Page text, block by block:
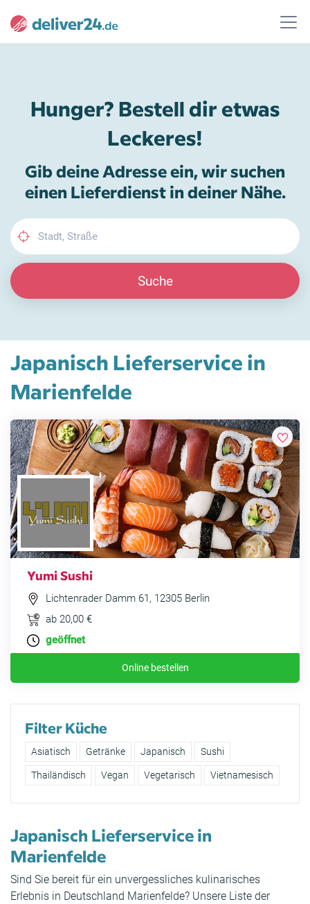
Hunger? Bestell dir etwas
Leckeres!
Gib deine Adresse ein, wir suchen
einen Lieferdienst in deiner Nähe.
Suche
Japanisch Lieferservice in
Marienfelde
Yumi Sushi
Lichtenrader Damm 61, 12305 Berlin
ab 20,00 €
geöffnet
Online bestellen
Filter Küche
Asiatisch Getränke Japanisch Sushi
Thailändisch Vegan Vegetarisch Vietnamesisch
Japanisch Lieferservice in
Marienfelde
Sind Sie bereit für ein unvergessliches kulinarisches
Erlebnis in Deutschland Marienfelde? Unsere Liste der